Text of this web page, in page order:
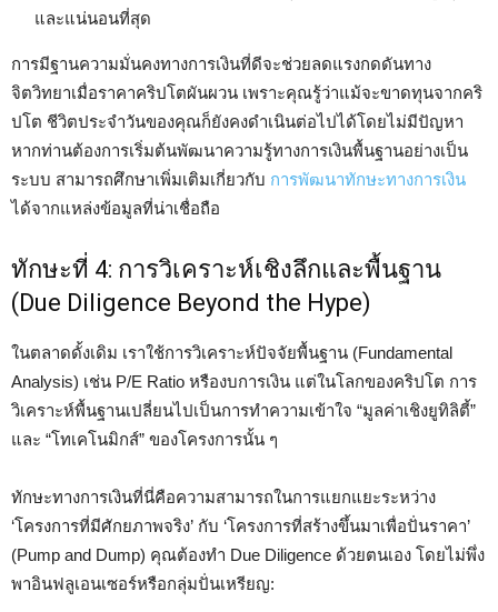
และแน่นอนที่สุด
การมีฐานความมั่นคงทางการเงินที่ดีจะช่วยลดแรงกดดันทาง
จิตวิทยาเมื่อราคาคริปโตผันผวน เพราะคุณรู้ว่าแม้จะขาดทุนจากคริ
ปโต ชีวิตประจำวันของคุณก็ยังคงดำเนินต่อไปได้โดยไม่มีปัญหา
หากท่านต้องการเริ่มต้นพัฒนาความรู้ทางการเงินพื้นฐานอย่างเป็น
ระบบ สามารถศึกษาเพิ่มเติมเกี่ยวกับ การพัฒนาทักษะทางการเงิน
ได้จากแหล่งข้อมูลที่น่าเชื่อถือ
ทักษะที่ 4: การวิเคราะห์เชิงลึกและพื้นฐาน
(Due Diligence Beyond the Hype)
ในตลาดดั้งเดิม เราใช้การวิเคราะห์ปัจจัยพื้นฐาน (Fundamental
Analysis) เช่น P/E Ratio หรืองบการเงิน แต่ในโลกของคริปโต การ
วิเคราะห์พื้นฐานเปลี่ยนไปเป็นการทำความเข้าใจ “มูลค่าเชิงยูทิลิตี้”
และ “โทเคโนมิกส์” ของโครงการนั้น ๆ
ทักษะทางการเงินที่นี่คือความสามารถในการแยกแยะระหว่าง
‘โครงการที่มีศักยภาพจริง’ กับ ‘โครงการที่สร้างขึ้นมาเพื่อปั่นราคา’
(Pump and Dump) คุณต้องทำ Due Diligence ด้วยตนเอง โดยไม่พึ่ง
พาอินฟลูเอนเซอร์หรือกลุ่มปั่นเหรียญ: